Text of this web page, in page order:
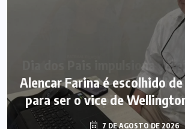
Alencar Farina é escolhido
para ser o vice de
7 DE AGOSTO DE 2026